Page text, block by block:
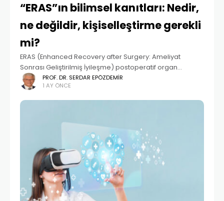
“ERAS”ın bilimsel kanıtları: Nedir,
ne değildir, kişiselleştirme gerekli
mi?
ERAS (Enhanced Recovery after Surgery: Ameliyat
Sonrası Geliştirilmiş İyileşme) postoperatif organ
disfonksiyonunu minimalize etmek ve hastayı mümkün
olduğu kadar erken normale döndürmek amacıyla
oluşturulmuş multidisipliner, multimodal bir programdır.
PROF. DR. SERDAR EPÖZDEMIR
1 AY ÖNCE